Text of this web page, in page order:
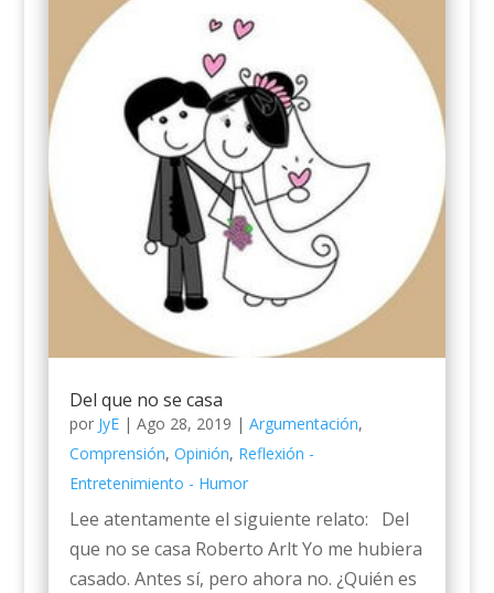
Del que no se casa
por JyE| Ago 28, 2019 | Argumentación,
Comprensión, Opinión, Reflexión -
Entretenimiento - Humor
Lee atentamente el siguiente relato: Del
que no se casa Roberto Arlt Yo me hubiera
casado. Antes sí, pero ahora no. ¿Quién es